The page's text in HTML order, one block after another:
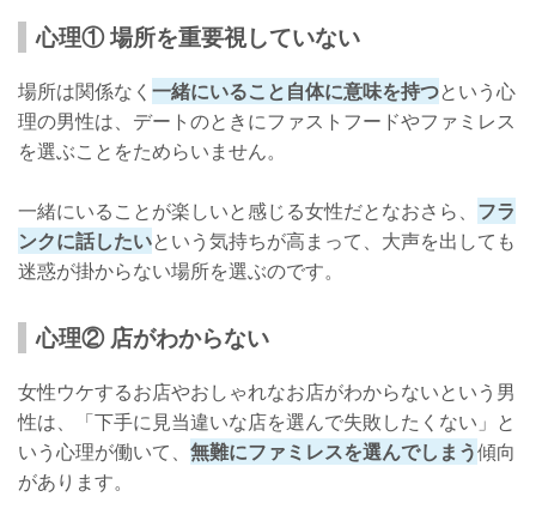
ファミレスデートでも好印象な女性の行動
寛容な心を持つ
心理① 場所を重要視していない
場所は関係なく 一緒にいること自体に意味を持つという心
理の男性は、デートのときにファストフードやファミレス
を選ぶことをためらいません。
一緒にいることが楽しいと感じる女性だとなおさら、 フラ
ンクに話したいという気持ちが高まって、大声を出しても
迷惑が掛からない場所を選ぶのです。
心理② 店がわからない
女性ウケするお店やおしゃれなお店がわからないという男
性は、「下手に見当違いな店を選んで失敗したくない」と
いう心理が働いて、 無難にファミレスを選んでしまう傾向
があります。